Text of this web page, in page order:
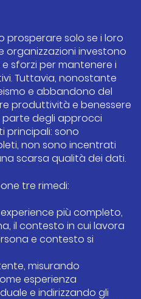
prosperare solo se i loro
organizzazioni investono
sforzi per mantenere i
Tuttavia, nonostante
e abbandono del
produttività e benessere
parte degli approcci
sono
non sono incentrati
scarsa qualità dei dati.
tre rimedi:
più completo,
il contesto in cui lavora
e contesto si
misurando
esperienza
e indirizzando gli